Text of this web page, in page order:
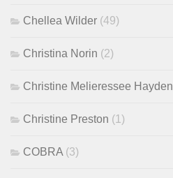
Chellea Wilder (49)
Christina Norin (2)
Christine Melieressee Hayden
Christine Preston (1)
COBRA(3)